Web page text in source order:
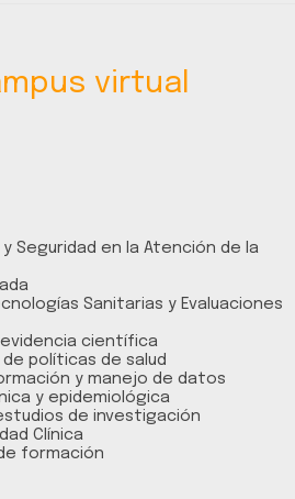
virtual
Seguridad en la Atención de la
Sanitarias y Evaluaciones
científica
políticas de salud
y manejo de datos
y epidemiológica
de investigación
Clínica
formación